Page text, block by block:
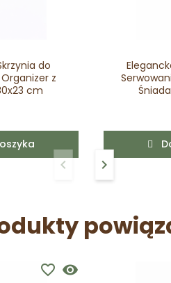
do
z
cm
Poprzedni
keyboard_arrow_left Następny
keyboard_arrow_right
visibility
favorite_border